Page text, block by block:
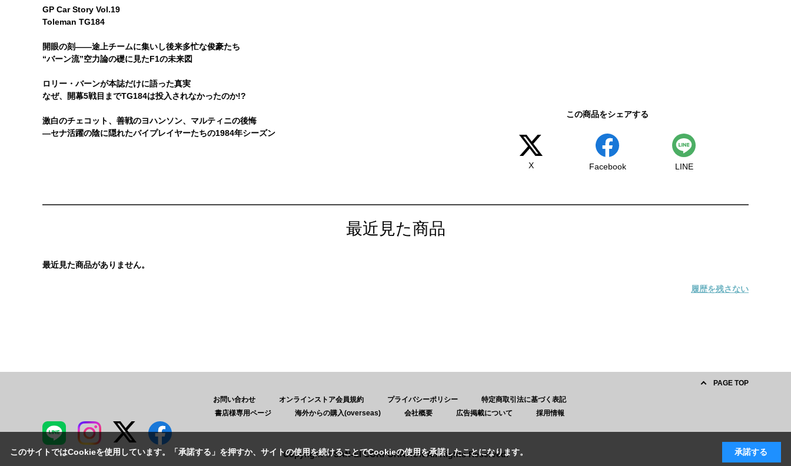
GP Car Story Vol.19
Toleman TG184
開眼の刻――途上チームに集いし後来多忙な俊豪たち
“バーン流”空力論の礎に見たF1の未来図
ロリー・バーンが本誌だけに語った真実
なぜ、開幕5戦目までTG184は投入されなかったのか!?
激白のチェコット、善戦のヨハンソン、マルティニの後悔
―セナ活躍の陰に隠れたバイプレイヤーたちの1984年シーズン
この商品をシェアする
X Facebook LINE
最近見た商品
最近見た商品がありません。
履歴を残さない
PAGE TOP
お問い合わせ
オンラインストア会員規約 プライバシーポリシー
特定商取引法に基づく表記
書店様専用ページ
海外からの購入(overseas) 会社概要 広告掲載について 採用情報
Copyright © SAN-EI CORPORATION All Rights Reserved.
このサイトではCookieを使用しています。「承諾する」を押すか、サイトの使用を続けることでCookieの使用を承諾したことになります。 承諾する